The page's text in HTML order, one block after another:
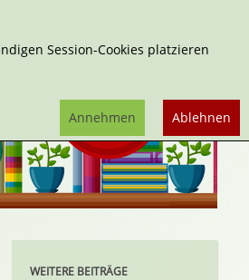
WEITERE BEITRÄGE
Session-Cookies platzieren
Ablehnen
Annehmen